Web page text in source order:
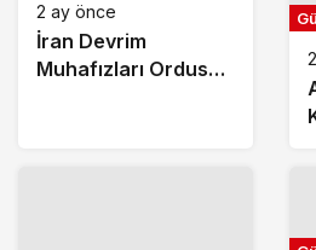
2 ay önce
İran Devrim
Muhafızları Ordusu